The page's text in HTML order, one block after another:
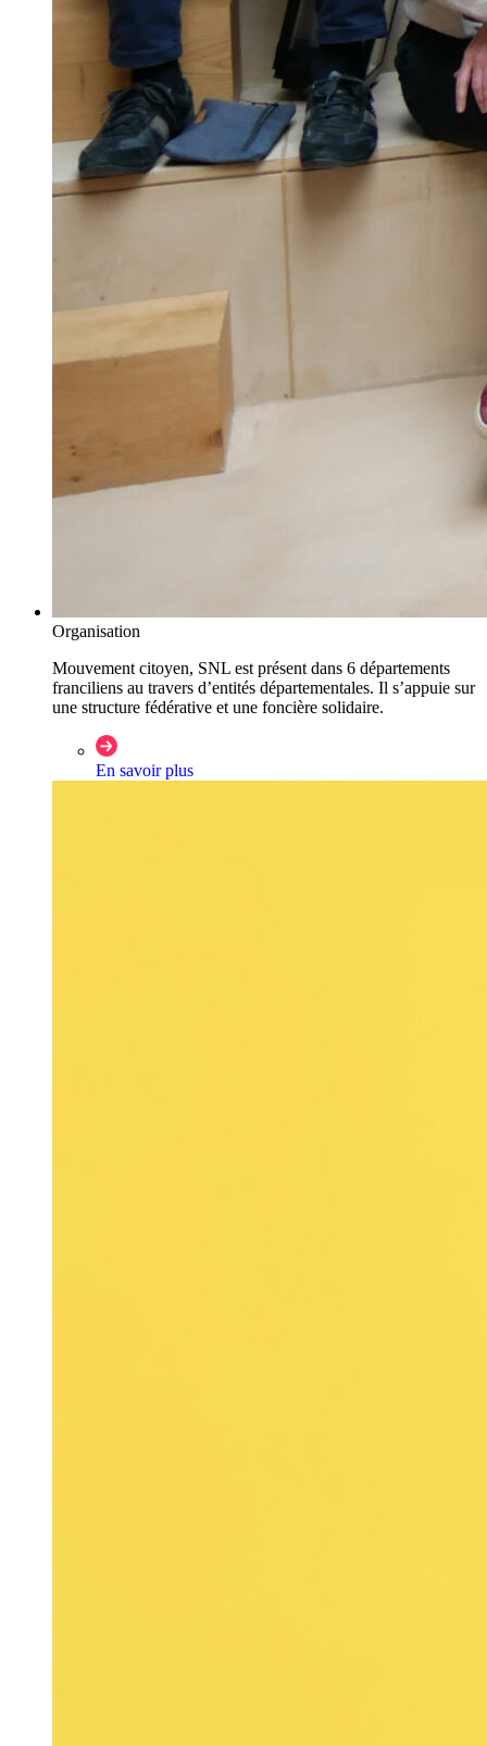
Organisation
Mouvement citoyen, SNL est présent dans 6 départements
franciliens au travers d’entités départementales. Il s’appuie sur
une structure fédérative et une foncière solidaire.
En savoir plus